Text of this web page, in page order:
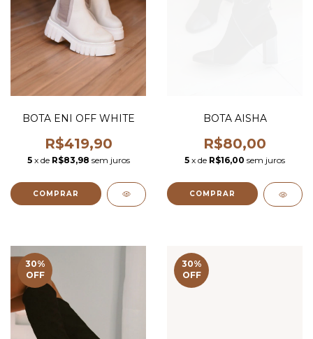
BOTA ENI OFF WHITE
R$419,90
5 x de R$83,98 sem juros
BOTA AISHA
R$80,00
5 x de R$16,00 sem juros
COMPRAR
30%
OFF
30%
OFF